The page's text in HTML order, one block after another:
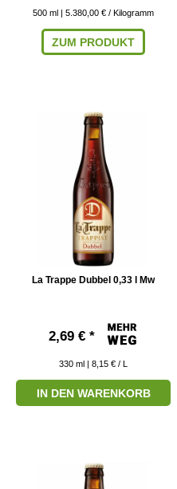
500 ml | 5.380,00 € / Kilogramm
ZUM PRODUKT
La Trappe Dubbel 0,33 l Mw
2,69 € *
330 ml | 8,15 € / L
IN DEN WARENKORB